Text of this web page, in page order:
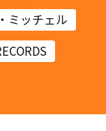
ミッチェル